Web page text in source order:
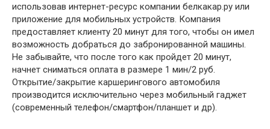
использовав интернет-ресурс компании белкакар.ру или
приложение для мобильных устройств. Компания
предоставляет клиенту 20 минут для того, чтобы он имел
возможность добраться до забронированной машины.
Не забывайте, что после того как пройдет 20 минут,
начнет сниматься оплата в размере 1 мин/2 руб.
Открытие/закрытие каршерингового автомобиля
производится исключительно через мобильный гаджет
(современный телефон/смартфон/планшет и др).